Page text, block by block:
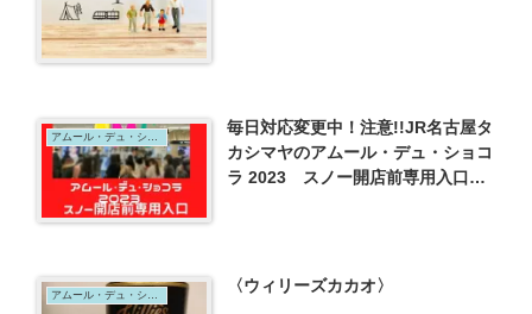
アムール・デュ・ショコラ
毎日対応変更中！注意!!JR名古屋タ
カシマヤのアムール・デュ・ショコ
ラ 2023 スノー開店前専用入口&1
アムール・デュ・ショコラ 〈ウィリーズカカオ〉